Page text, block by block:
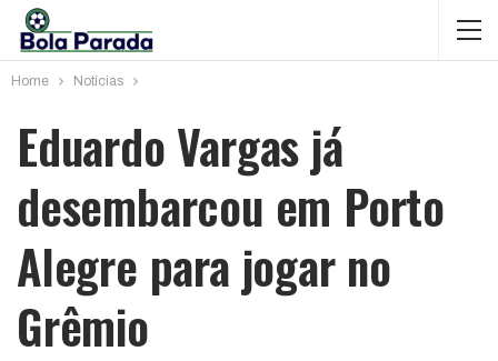
Home Notícias
Eduardo Vargas já
desembarcou em Porto
Alegre para jogar no
Grêmio